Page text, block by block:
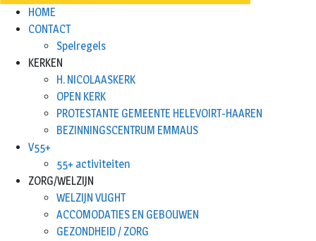
HOME
CONTACT
Spelregels
KERKEN
H. NICOLAASKERK
OPEN KERK
PROTESTANTE GEMEENTE HELEVOIRT-HAAREN
BEZINNINGSCENTRUM EMMAUS
V55+
55+ activiteiten
ZORG/WELZIJN
WELZIJN VUGHT
ACCOMODATIES EN GEBOUWEN
GEZONDHEID / ZORG